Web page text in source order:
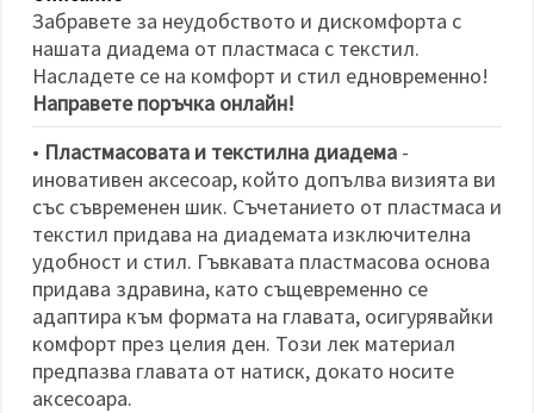
Забравете за неудобството и дискомфорта с
нашата диадема от пластмаса с текстил.
Насладете се на комфорт и стил едновременно!
Направете поръчка онлайн!
• Пластмасовата и текстилна диадема -
иновативен аксесоар, който допълва визията ви
със съвременен шик. Съчетанието от пластмаса и
текстил придава на диадемата изключителна
удобност и стил. Гъвкавата пластмасова основа
придава здравина, като същевременно се
адаптира към формата на главата, осигурявайки
комфорт през целия ден. Този лек материал
предпазва главата от натиск, докато носите
аксесоара.